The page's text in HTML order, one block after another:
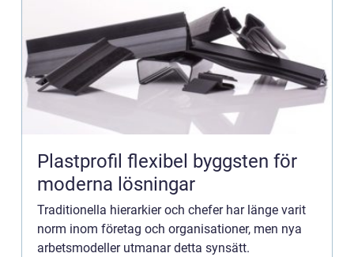
Plastprofil flexibel byggsten för
moderna lösningar
Traditionella hierarkier och chefer har länge varit
norm inom företag och organisationer, men nya
arbetsmodeller utmanar detta synsätt.